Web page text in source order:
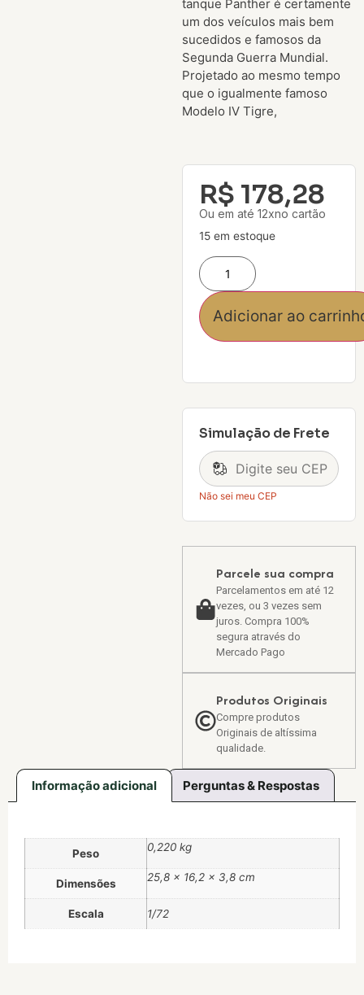
tanque Panther é certamente
um dos veículos mais bem
sucedidos e famosos da
Segunda Guerra Mundial.
Projetado ao mesmo tempo
que o igualmente famoso
Modelo IV Tigre,
R$ 178,28
Ou em até 12xno cartão
15 em estoque
Adicionar ao
Simulação de Frete
Não sei meu CEP
Parcele sua compra
Parcelamentos em até 12
vezes, ou 3 vezes sem
juros. Compra 100%
segura através do
Mercado Pago
Produtos Originais
Compre produtos
Originais de altíssima
qualidade.
Informação adicional Perguntas & Respostas
Peso 0,220 kg
Dimensões 25,8 × 16,2 × 3,8 cm
Escala 1/72